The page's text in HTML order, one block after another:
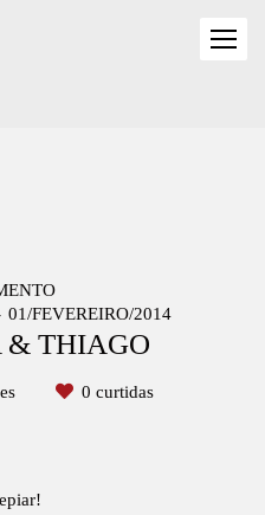
01/FEVEREIRO/2014
& THIAGO
0 curtidas